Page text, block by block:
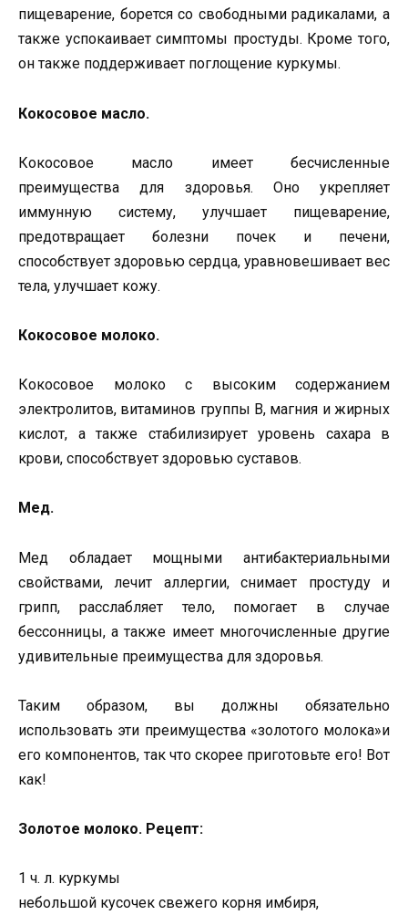
пищеварение, борется со свободными радикалами, а
также успокаивает симптомы простуды. Кроме того,
он также поддерживает поглощение куркумы.
Кокосовое масло.
Кокосовое масло имеет бесчисленные
преимущества для здоровья. Оно укрепляет
иммунную систему, улучшает пищеварение,
предотвращает болезни почек и печени,
способствует здоровью сердца, уравновешивает вес
тела, улучшает кожу.
Кокосовое молоко.
Кокосовое молоко с высоким содержанием
электролитов, витаминов группы В, магния и жирных
кислот, а также стабилизирует уровень сахара в
крови, способствует здоровью суставов.
Мед.
Мед обладает мощными антибактериальными
свойствами, лечит аллергии, снимает простуду и
грипп, расслабляет тело, помогает в случае
бессонницы, а также имеет многочисленные другие
удивительные преимущества для здоровья.
Таким образом, вы должны обязательно
использовать эти преимущества «золотого молока»и
его компонентов, так что скорее приготовьте его! Вот
как!
Золотое молоко. Рецепт:
1 ч. л. куркумы
небольшой кусочек свежего корня имбиря,